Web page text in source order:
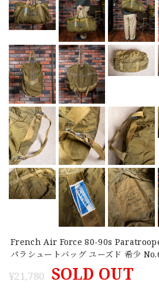
French Air Force 80-90s
パラシュートバッグ ユーズド 希少
¥21,780 SOLD OUT